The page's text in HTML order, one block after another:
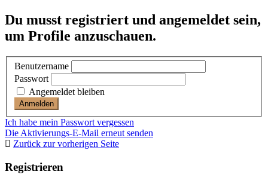
Du musst registriert und angemeldet sein,
um Profile anzuschauen.
Benutzername
Passwort
Angemeldet bleiben
Ich habe mein Passwort vergessen
Die Aktivierungs-E-Mail erneut senden
Zurück zur vorherigen Seite
Registrieren